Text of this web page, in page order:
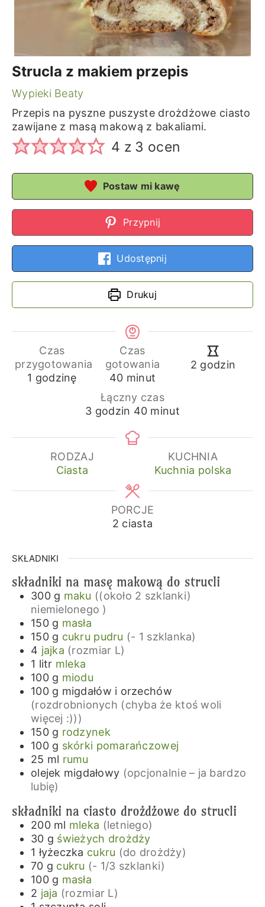
Strucla z makiem przepis
Wypieki Beaty
Przepis na pyszne puszyste drożdżowe ciasto
zawijane z masą makową z bakaliami.
4 z 3 ocen
Postaw mi kawę
Przypnij
Udostępnij
Drukuj
Czas
przygotowania
1 godzina
godzinę
Czas
gotowania
40minuty
minut
2 godziny
godzin
Łączny czas
3godziny
godzin 40minuty
minut
RODZAJ
Ciasta
KUCHNIA
Kuchnia polska
PORCJE
2 ciasta
SKŁADNIKI
składniki na masę makową do strucli
300 g maku ((około 2 szklanki)
niemielonego )
150 g masła
150 g cukru pudru (- 1 szklanka)
4 jajka (rozmiar L)
1 litr mleka
100 g miodu
100 g migdałów i orzechów
(rozdrobnionych (chyba że ktoś woli
więcej :)))
150 g rodzynek
100 g skórki pomarańczowej
25 ml rumu
olejek migdałowy (opcjonalnie – ja bardzo
lubię)
składniki na ciasto drożdżowe do strucli
200 ml mleka (letniego)
30 g świeżych drożdży
1 łyżeczka cukru (do drożdży)
70 g cukru (- 1/3 szklanki)
100 g masła
2 jaja (rozmiar L)